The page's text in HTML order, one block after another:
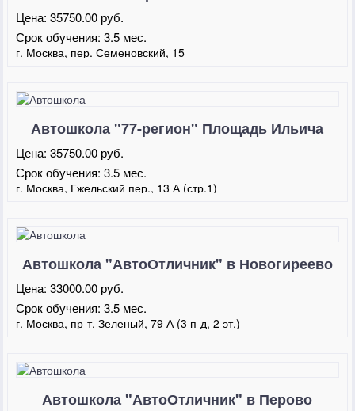
Цена:35750.00 руб.
Срок обучения:3.5 мес.
г. Москва, пер. Семеновский, 15
Автошкола "77-регион" Площадь Ильича
Цена:35750.00 руб.
Срок обучения:3.5 мес.
г. Москва, Гжельский пер., 13 А (стр.1)
Автошкола "АвтоОтличник" в Новогиреево
Цена:33000.00 руб.
Срок обучения:3.5 мес.
г. Москва, пр-т. Зеленый, 79 А (3 п-д, 2 эт.)
Автошкола "АвтоОтличник" в Перово